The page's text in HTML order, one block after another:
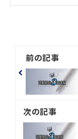
前の記事
次の記事